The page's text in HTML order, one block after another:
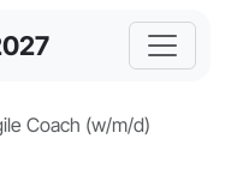
Coach (w/m/d)